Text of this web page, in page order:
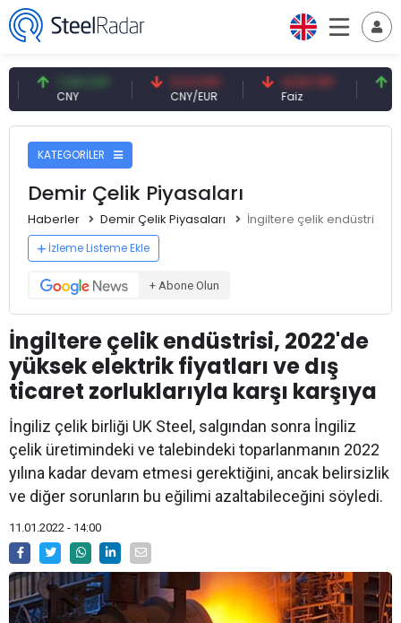
7,09 CNY 0,13 CNY
CNY/EUR
41,53 TRY
KATEGORİLER
Demir Çelik Piyasaları
Haberler Demir Çelik Piyasaları İngiltere çelik endüstrisi,
İzleme Listeme Ekle
+ Abone Olun
İngiltere çelik endüstrisi, 2022'de
yüksek elektrik fiyatları ve dış
ticaret zorluklarıyla karşı karşıya
İngiliz çelik birliği UK Steel, salgından sonra İngiliz
çelik üretimindeki ve talebindeki toparlanmanın 2022
yılına kadar devam etmesi gerektiğini, ancak belirsizlik
ve diğer sorunların bu eğilimi azaltabileceğini söyledi.
11.01.2022 - 14:00